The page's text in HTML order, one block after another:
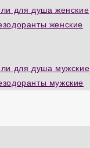
для душа женские
женские
для душа мужские
мужские